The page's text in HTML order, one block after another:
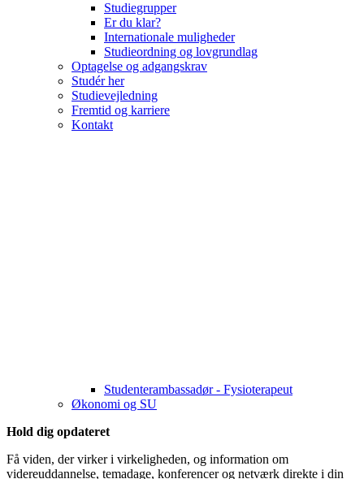
Studiegrupper
Er du klar?
Internationale muligheder
Studieordning og lovgrundlag
Optagelse og adgangskrav
Studér her
Studievejledning
Fremtid og karriere
Kontakt
Studenterambassadør - Fysioterapeut
Økonomi og SU
Hold dig opdateret
Få viden, der virker i virkeligheden, og information om
videreuddannelse, temadage, konferencer og netværk direkte i din